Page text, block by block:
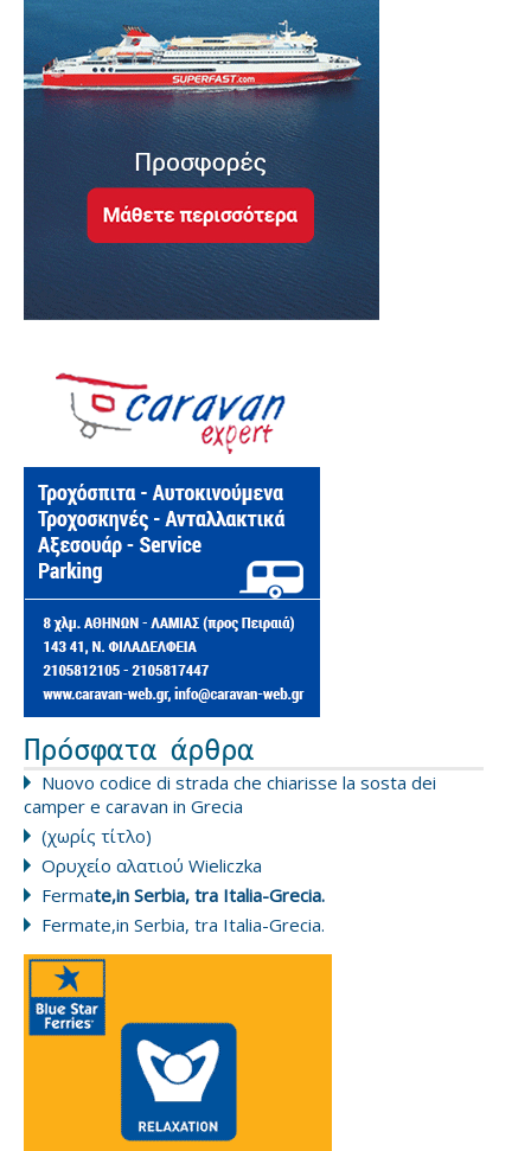
Πρόσφατα άρθρα
Nuovo codice di strada che chiarisse la sosta dei
camper e caravan in Grecia
(χωρίς τίτλο)
Ορυχείο αλατιού Wieliczka
Fermate,in Serbia, tra Italia-Grecia.
Fermate,in Serbia, tra Italia-Grecia.